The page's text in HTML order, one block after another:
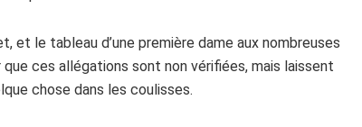
et le tableau d’une première dame aux nombreuses
ces allégations sont non vérifiées, mais laissent
chose dans les coulisses.